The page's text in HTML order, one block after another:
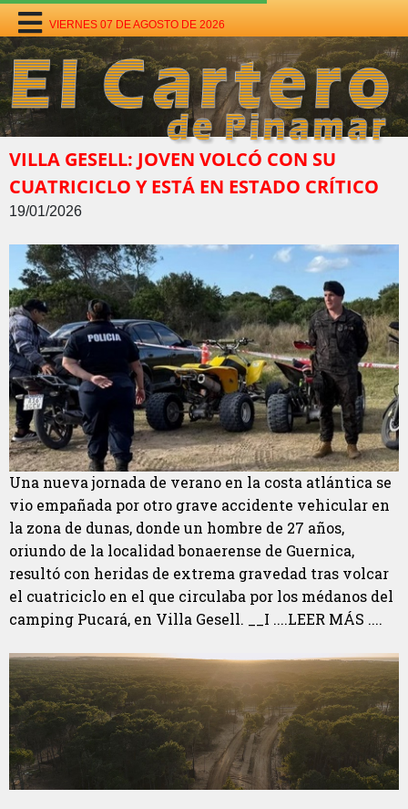
VIERNES 07 DE AGOSTO DE 2026
VILLA GESELL: JOVEN VOLCÓ CON SU
CUATRICICLO Y ESTÁ EN ESTADO CRÍTICO
19/01/2026
Una nueva jornada de verano en la costa atlántica se
vio empañada por otro grave accidente vehicular en
la zona de dunas, donde un hombre de 27 años,
oriundo de la localidad bonaerense de Guernica,
resultó con heridas de extrema gravedad tras volcar
el cuatriciclo en el que circulaba por los médanos del
camping Pucará, en Villa Gesell. __I ....LEER MÁS ....